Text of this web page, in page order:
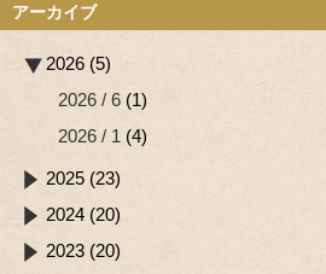
アーカイブ
2026 (5)
2026 / 6 (1)
2026 / 1 (4)
2025 (23)
2024 (20)
2023 (20)